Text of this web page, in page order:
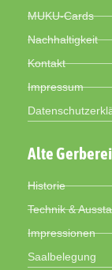
MUKU-Cards
Nachhaltigkeit
Kontakt
Impressum
Alte Gerberei
Historie
Technik &
Impressionen
Saalbelegung